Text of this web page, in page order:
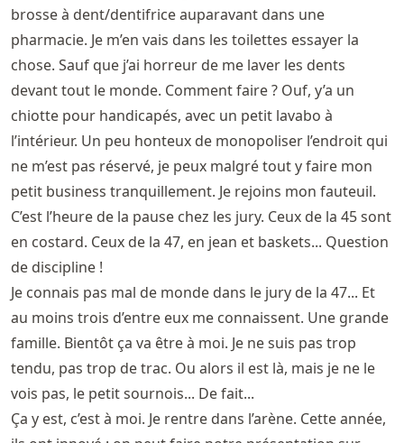
brosse à dent/dentifrice auparavant dans une
pharmacie. Je m’en vais dans les toilettes essayer la
chose. Sauf que j’ai horreur de me laver les dents
devant tout le monde. Comment faire ? Ouf, y’a un
chiotte pour handicapés, avec un petit lavabo à
l’intérieur. Un peu honteux de monopoliser l’endroit qui
ne m’est pas réservé, je peux malgré tout y faire mon
petit business tranquillement. Je rejoins mon fauteuil.
C’est l’heure de la pause chez les jury. Ceux de la 45 sont
en costard. Ceux de la 47, en jean et baskets... Question
de discipline !
Je connais pas mal de monde dans le jury de la 47... Et
au moins trois d’entre eux me connaissent. Une grande
famille. Bientôt ça va être à moi. Je ne suis pas trop
tendu, pas trop de trac. Ou alors il est là, mais je ne le
vois pas, le petit sournois... De fait...
Ça y est, c’est à moi. Je rentre dans l’arène. Cette année,